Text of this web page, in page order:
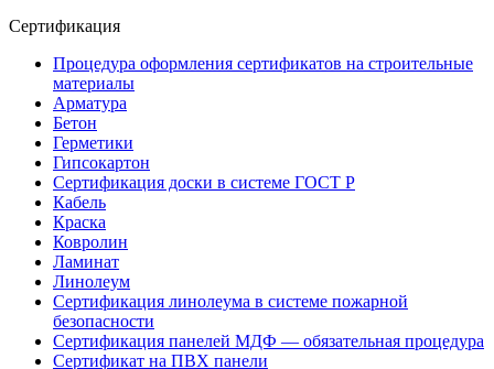
Сертификация
Процедура оформления сертификатов на строительные
материалы
Арматура
Бетон
Герметики
Гипсокартон
Сертификация доски в системе ГОСТ Р
Кабель
Краска
Ковролин
Ламинат
Линолеум
Сертификация линолеума в системе пожарной
безопасности
Сертификация панелей МДФ — обязательная процедура
Сертификат на ПВХ панели